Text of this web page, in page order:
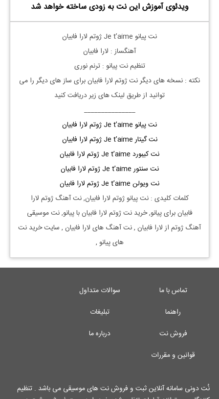
ویدئوی آموزش این نت به زودی ساخته خواهد شد
نتپیانو Je t’aime ژوتم لارا فابیان
آهنگساز : لارا فابیان
تنظیم نتپیانو : ترنم نوری
نکته : نسخه های دیگر نتژوتم لارا فابیانبرای ساز های دیگر را می
توانید از طریق لینک های زیر دریافت کنید
_______________
نت پیانو Je t’aime ژوتم لارا فابیان
نت گیتار Je t’aime ژوتم لارا فابیان
نت کیبورد Je t’aime ژوتم لارا فابیان
نت سنتور Je t’aime ژوتم لارا فابیان
نت ویولن Je t’aime ژوتم لارا فابیان
کلمات کلیدی : نتپیانوژوتم لارا فابیان, نت آهنگ ژوتم لارا
فابیانبرایپیانو, خرید نتژوتم لارا فابیانباپیانو, نت موسیقی
آهنگ ژوتم از لارا فابیان , نت آهنگ های لارا فابیان , سایت خرید نت
هایپیانو ,
تماس با ما
سوالات متداول
راهنما
تبلیغات
فروش نت
درباره ما
قوانین و مقررات
نُت دونی سامانه آنلاین ثبت و فروش نت های موسیقی می باشد . تنظیم